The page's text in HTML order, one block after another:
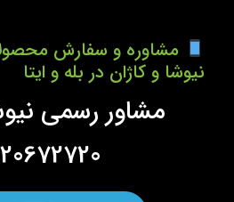
مشاوره و سفارش
نیوشا و کاژان در بله و ایتا
مشاور رسمی